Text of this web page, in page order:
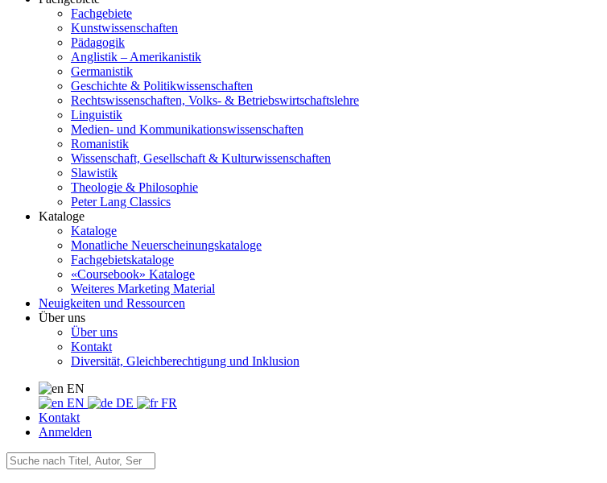
Fachgebiete
Kunstwissenschaften
Pädagogik
Anglistik – Amerikanistik
Germanistik
Geschichte & Politikwissenschaften
Rechtswissenschaften, Volks- & Betriebswirtschaftslehre
Linguistik
Medien- und Kommunikationswissenschaften
Romanistik
Wissenschaft, Gesellschaft & Kulturwissenschaften
Slawistik
Theologie & Philosophie
Peter Lang Classics
Kataloge
Kataloge
Monatliche Neuerscheinungskataloge
Fachgebietskataloge
«Coursebook» Kataloge
Weiteres Marketing Material
Neuigkeiten und Ressourcen
Über uns
Über uns
Kontakt
Diversität, Gleichberechtigung und Inklusion
EN
EN
DE
FR
Kontakt
Anmelden